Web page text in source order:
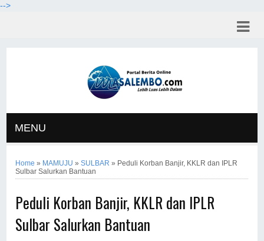
-->
MENU
Home » MAMUJU »SULBAR » Peduli Korban Banjir, KKLR dan IPLR
Sulbar Salurkan Bantuan
Peduli Korban Banjir, KKLR dan IPLR
Sulbar Salurkan Bantuan